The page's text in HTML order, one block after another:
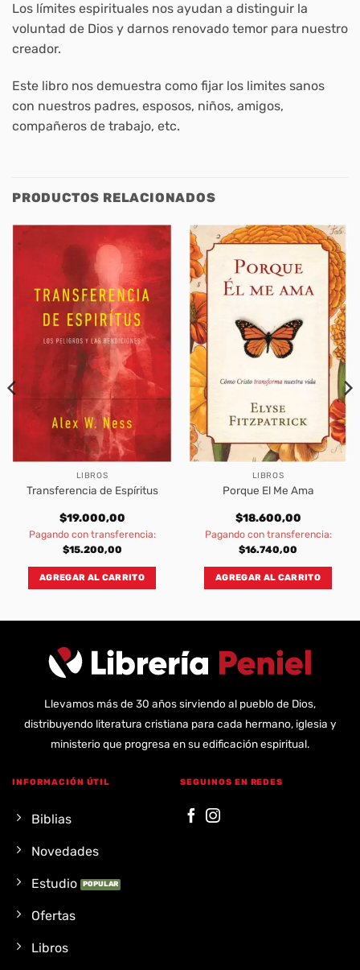
Los límites espirituales nos ayudan a distinguir la
voluntad de Dios y darnos renovado temor para nuestro
creador.
Este libro nos demuestra como fijar los limites sanos
con nuestros padres, esposos, niños, amigos,
compañeros de trabajo, etc.
PRODUCTOS RELACIONADOS
LIBROS
Transferencia de Espíritus
$19.000,00
Pagando con transferencia:
$15.200,00
AGREGAR AL CARRITO
LIBROS
Porque El Me Ama
$18.600,00
Pagando con transferencia:
$16.740,00
AGREGAR AL CARRITO
Llevamos más de 30 años sirviendo al pueblo de Dios,
distribuyendo literatura cristiana para cada hermano, iglesia y
ministerio que progresa en su edificación espiritual.
INFORMACIÓN ÚTIL
Biblias
Novedades
Estudio
Ofertas
Libros
SEGUINOS EN REDES